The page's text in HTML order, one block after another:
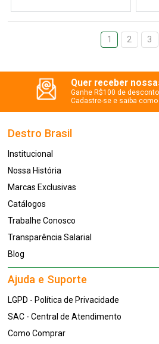
1 2 3
Quer receber
Ganhe R$100 de
Cadastre-se e saiba como
Destro Brasil
Institucional
Nossa História
Marcas Exclusivas
Catálogos
Trabalhe Conosco
Transparência Salarial
Blog
Ajuda e Suporte
LGPD - Política de Privacidade
SAC - Central de Atendimento
Como Comprar